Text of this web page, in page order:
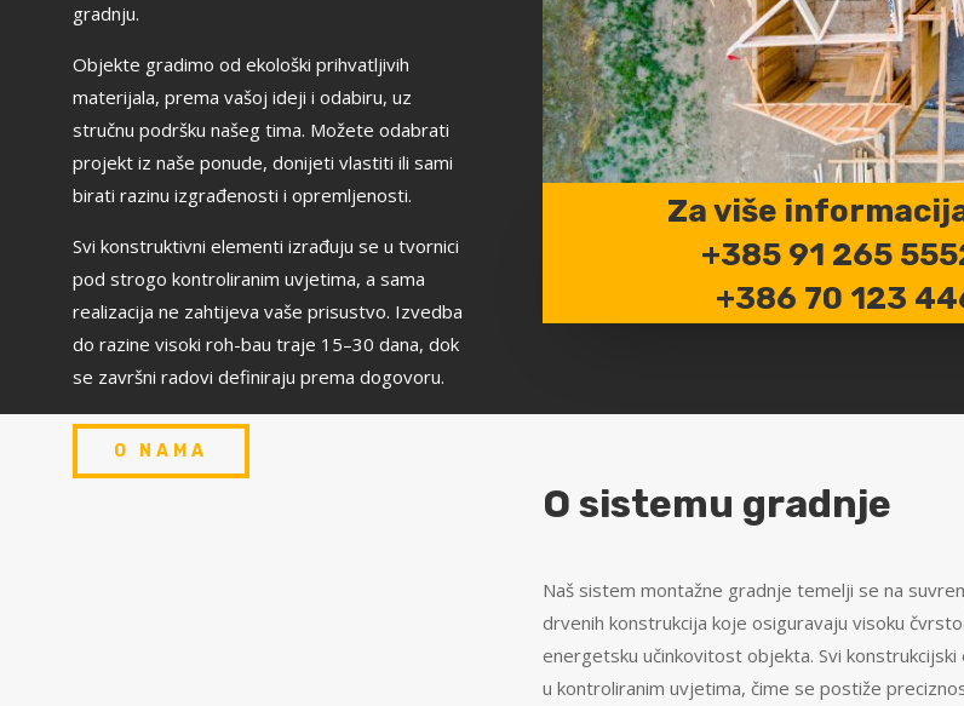
gradnju.
Objekte gradimo od ekološki prihvatljivih
materijala, prema vašoj ideji i odabiru, uz
stručnu podršku našeg tima. Možete odabrati
projekt iz naše ponude, donijeti vlastiti ili sami
birati razinu izgrađenosti i opremljenosti.
Svi konstruktivni elementi izrađuju se u tvornici
pod strogo kontroliranim uvjetima, a sama
realizacija ne zahtijeva vaše prisustvo. Izvedba
do razine visoki roh-bau traje 15–30 dana, dok
se završni radovi definiraju prema dogovoru.
O NAMA
Za više
+385 91 265
+386 70 123
O sistemu gradnje
Naš sistem montažne gradnje temelji se na
drvenih konstrukcija koje osiguravaju visoku
energetsku učinkovitost objekta. Svi
u kontroliranim uvjetima, čime se postiže